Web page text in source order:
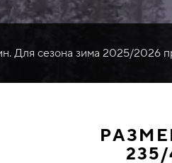
Для сезона зима 2025/2026
235/